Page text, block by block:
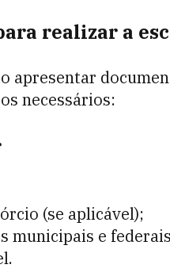
realizar a
apresentar
necessários:
(se aplicável);
municipais e